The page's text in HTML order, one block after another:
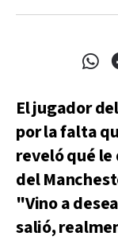
El jugador
por la falta
reveló qué
del
"Vino a
salió,